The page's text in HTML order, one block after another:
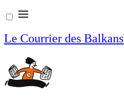
Aller
au
contenu
Le Courrier des Balkans